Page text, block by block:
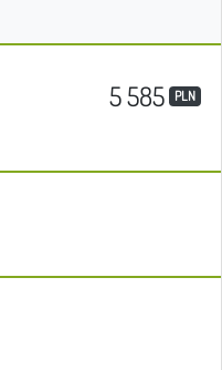
5 585 PLN